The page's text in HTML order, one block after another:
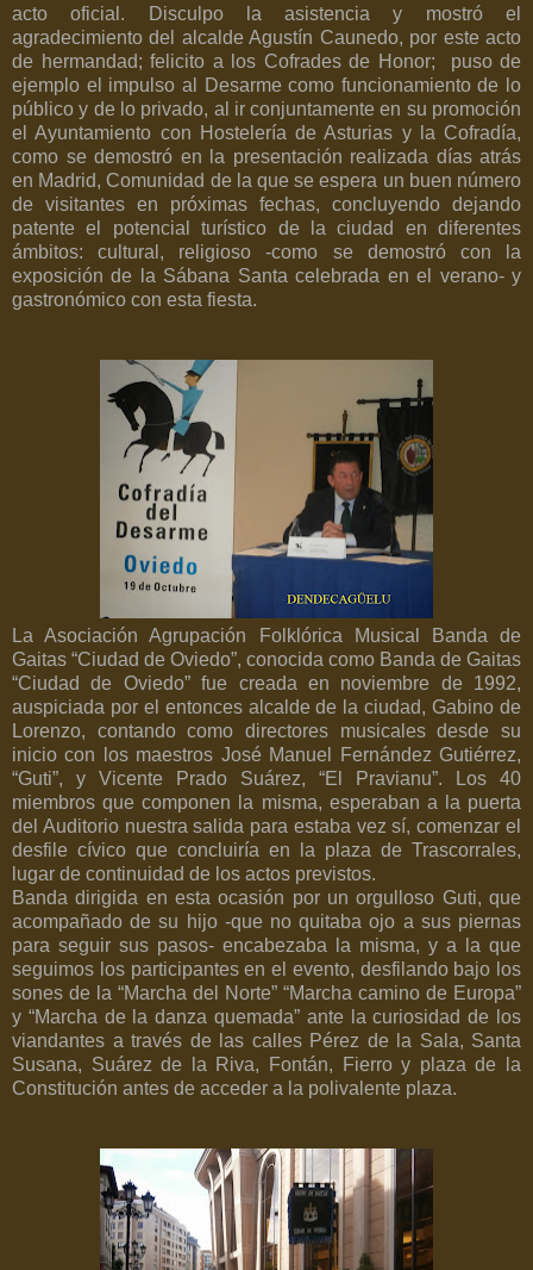
acto oficial. Disculpo la asistencia y mostró el
agradecimiento del alcalde Agustín Caunedo, por este acto
de hermandad; felicito a los Cofrades de Honor;
puso de
ejemplo el impulso al Desarme como funcionamiento de lo
público y de lo privado, al ir conjuntamente en su promoción
el Ayuntamiento con Hostelería de Asturias y la Cofradía,
como se demostró en la presentación realizada días atrás
en Madrid, Comunidad de la que se espera un buen número
de visitantes en próximas fechas, concluyendo dejando
patente el potencial turístico de la ciudad en diferentes
ámbitos: cultural, religioso -como se demostró con la
exposición de la Sábana Santa celebrada en el verano- y
gastronómico con esta fiesta.
La Asociación Agrupación Folklórica Musical Banda de
Gaitas “Ciudad de Oviedo”, conocida como Banda de Gaitas
“Ciudad de Oviedo” fue creada en noviembre de 1992,
auspiciada por el entonces alcalde de la ciudad, Gabino de
Lorenzo, contando como directores musicales desde su
inicio con los maestros José Manuel Fernández Gutiérrez,
“Guti”, y Vicente Prado Suárez, “El Pravianu”. Los 40
miembros que componen la misma, esperaban a la puerta
del Auditorio nuestra salida para estaba vez sí, comenzar el
desfile cívico que concluiría en la plaza de Trascorrales,
lugar de continuidad de los actos previstos.
Banda dirigida en esta ocasión por un orgulloso Guti, que
acompañado de su hijo -que no quitaba ojo a sus piernas
para seguir sus pasos- encabezaba la misma, y a la que
seguimos los participantes en el evento, desfilando bajo los
sones de la “Marcha del Norte” “Marcha camino de Europa”
y “Marcha de la danza quemada” ante la curiosidad de los
viandantes a través de las calles Pérez de la Sala, Santa
Susana, Suárez de la Riva, Fontán, Fierro y plaza de la
Constitución antes de acceder a la polivalente plaza.